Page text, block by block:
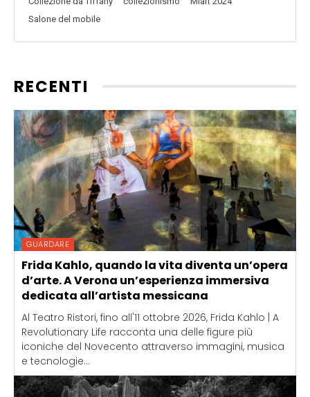
Salone del mobile
RECENTI
GUARDARE
Frida Kahlo, quando la vita diventa un’opera
d’arte. A Verona un’esperienza immersiva
dedicata all’artista messicana
Al Teatro Ristori, fino all'11 ottobre 2026, Frida Kahlo | A
Revolutionary Life racconta una delle figure più
iconiche del Novecento attraverso immagini, musica
e tecnologie...